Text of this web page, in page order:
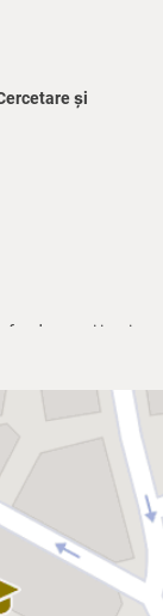
și
uneori ironic
viaţa şi
se reîntâlnesc
că şi-a
şi de